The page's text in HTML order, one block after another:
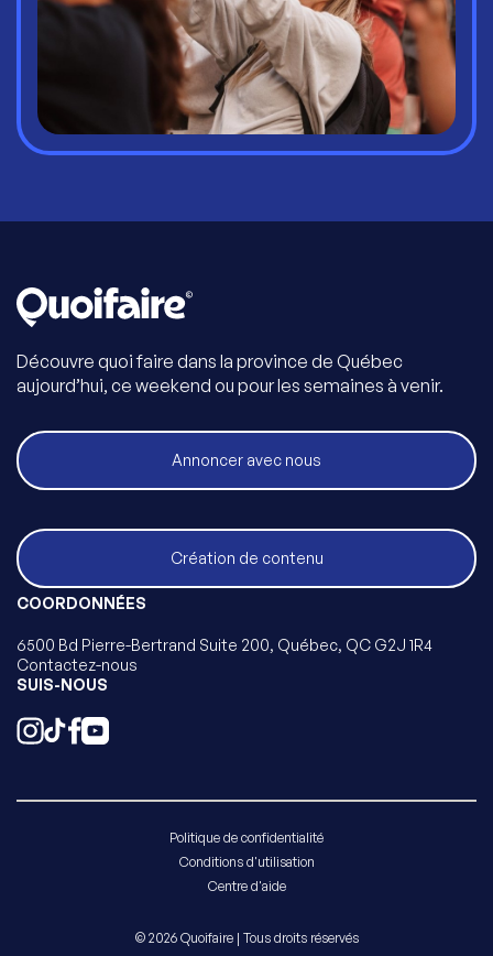
Découvre quoi faire dans la province de Québec
aujourd’hui, ce weekend ou pour les semaines à venir.
Annoncer avec nous
Création de contenu
COORDONNÉES
6500 Bd Pierre-Bertrand Suite 200, Québec, QC G2J 1R4
Contactez-nous
SUIS-NOUS
Politique de confidentialité
Conditions d'utilisation
Centre d'aide
© 2026 Quoifaire | Tous droits réservés